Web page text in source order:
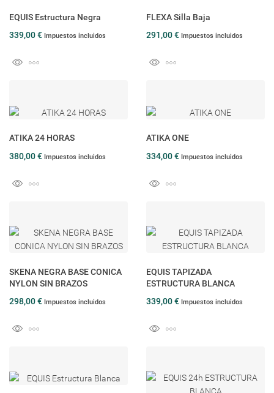
EQUIS Estructura Negra
339,00 € Impuestos incluidos
FLEXA Silla Baja
291,00 € Impuestos incluidos
ATIKA 24 HORAS
380,00 € Impuestos incluidos
ATIKA ONE
334,00 € Impuestos incluidos
SKENA NEGRA BASE CONICA
NYLON SIN BRAZOS
298,00 € Impuestos incluidos
EQUIS TAPIZADA
ESTRUCTURA BLANCA
339,00 € Impuestos incluidos